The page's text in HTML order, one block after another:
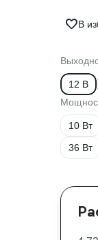
В
12 В
10 Вт
36 Вт